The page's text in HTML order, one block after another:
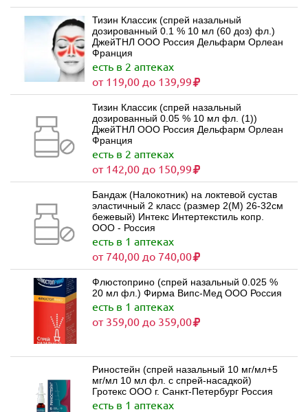
Тизин Классик (спрей назальный
дозированный 0.1 % 10 мл (60 доз) фл.)
ДжейТНЛ ООО Россия Дельфарм Орлеан
Франция
есть в 2 аптеках
от 119,00 до 139,99
Тизин Классик (спрей назальный
дозированный 0.05 % 10 мл фл. (1))
ДжейТНЛ ООО Россия Дельфарм Орлеан
Франция
есть в 2 аптеках
от 142,00 до 150,99
Бандаж (Налокотник) на локтевой сустав
эластичный 2 класс (размер 2(M) 26-32см
бежевый) Интекс Интертекстиль копр.
ООО - Россия
есть в 1 аптеках
от 740,00 до 740,00
Флюстоприно (спрей назальный 0.025 %
20 мл фл.) Фирма Випс-Мед ООО Россия
есть в 1 аптеках
от 359,00 до 359,00
Риностейн (спрей назальный 10 мг/мл+5
мг/мл 10 мл фл. с спрей-насадкой)
Гротекс ООО г. Санкт-Петербург Россия
есть в 1 аптеках